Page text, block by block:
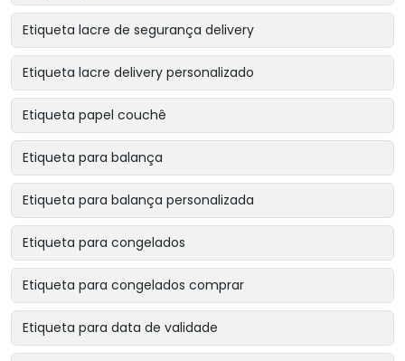
Etiqueta lacre de segurança delivery
Etiqueta lacre delivery personalizado
Etiqueta papel couchê
Etiqueta para balança
Etiqueta para balança personalizada
Etiqueta para congelados
Etiqueta para congelados comprar
Etiqueta para data de validade